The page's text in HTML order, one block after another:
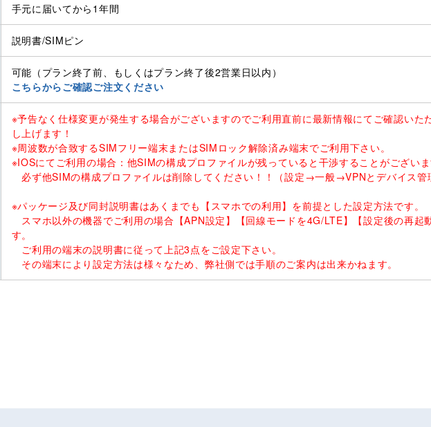
手元に届いてから1年間
説明書/SIMピン
可能（プラン終了前、もしくはプラン終了後2営業日以内）
こちらからご確認ご注文ください
※予告なく仕様変更が発生する場合がございますのでご利用直前に最新情報にてご確認いた
し上げます！
※周波数が合致するSIMフリー端末またはSIMロック解除済み端末でご利用下さい。
※IOSにてご利用の場合：他SIMの構成プロファイルが残っていると干渉することがございま
必ず他SIMの構成プロファイルは削除してください！！（設定→一般→VPNとデバイス管
※パッケージ及び同封説明書はあくまでも【スマホでの利用】を前提とした設定方法です。
スマホ以外の機器でご利用の場合【APN設定】【回線モードを4G/LTE】【設定後の再起
す。
ご利用の端末の説明書に従って上記3点をご設定下さい。
その端末により設定方法は様々なため、弊社側では手順のご案内は出来かねます。